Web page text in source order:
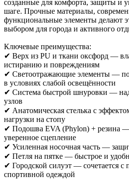
созданные для комфорта, защиты и
шаге. Прочные материалы,
функциональные элементы делают
выбором для города и активного
Ключевые преимущества:
✔ Верх из PU и ткани оксфорд —
истиранию и повреждениям
✔ Светоотражающие элементы —
в условиях слабой освещённости
✔ Система быстрой шнуровки —
узлов
✔ Анатомическая стелька с
нагрузки на стопу
✔ Подошва EVA (Phylon) + резина
уверенное сцепление
✔ Усиленная носочная часть —
✔ Петля на пятке — быстрое и
✔ Городской силуэт — сочетается с
спортивной одеждой